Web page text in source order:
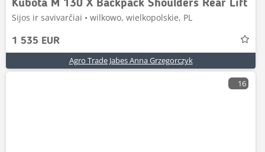
Kubota M 130 X Backpack Shoulders Rear Lift
Sijos ir savivarčiai • wilkowo, wielkopolskie, PL
1 535 EUR
Agro Trade Jabes Anna Grzegorczyk
16